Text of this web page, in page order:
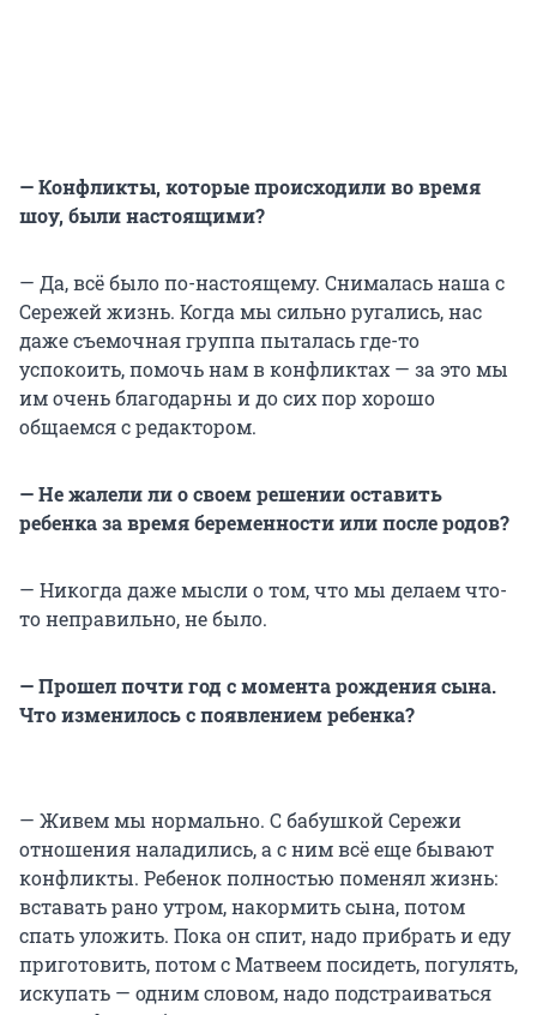
— Конфликты, которые происходили во время
шоу, были настоящими?
— Да, всё было по-настоящему. Снималась наша с
Сережей жизнь. Когда мы сильно ругались, нас
даже съемочная группа пыталась где-то
успокоить, помочь нам в конфликтах — за это мы
им очень благодарны и до сих пор хорошо
общаемся с редактором.
— Не жалели ли о своем решении оставить
ребенка за время беременности или после родов?
— Никогда даже мысли о том, что мы делаем что-
то неправильно, не было.
— Прошел почти год с момента рождения сына.
Что изменилось с появлением ребенка?
— Живем мы нормально. С бабушкой Сережи
отношения наладились, а с ним всё еще бывают
конфликты. Ребенок полностью поменял жизнь:
вставать рано утром, накормить сына, потом
спать уложить. Пока он спит, надо прибрать и еду
приготовить, потом с Матвеем посидеть, погулять,
искупать — одним словом, надо подстраиваться